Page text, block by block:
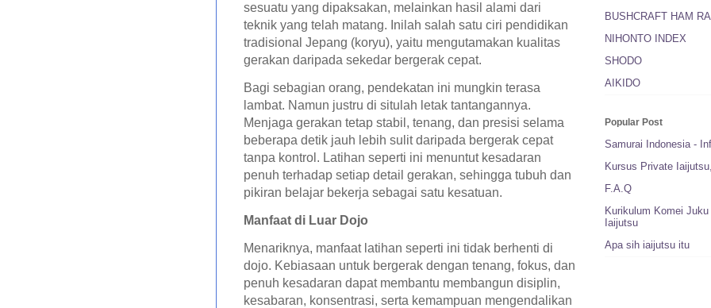
sesuatu yang dipaksakan, melainkan hasil alami dari
teknik yang telah matang. Inilah salah satu ciri pendidikan
tradisional Jepang (koryu), yaitu mengutamakan kualitas
gerakan daripada sekedar bergerak cepat.
Bagi sebagian orang, pendekatan ini mungkin terasa
lambat. Namun justru di situlah letak tantangannya.
Menjaga gerakan tetap stabil, tenang, dan presisi selama
beberapa detik jauh lebih sulit daripada bergerak cepat
tanpa kontrol. Latihan seperti ini menuntut kesadaran
penuh terhadap setiap detail gerakan, sehingga tubuh dan
pikiran belajar bekerja sebagai satu kesatuan.
Manfaat di Luar Dojo
Menariknya, manfaat latihan seperti ini tidak berhenti di
dojo. Kebiasaan untuk bergerak dengan tenang, fokus, dan
penuh kesadaran dapat membantu membangun disiplin,
kesabaran, konsentrasi, serta kemampuan mengendalikan
BUSHCRAFT HAM
NIHONTO INDEX
SHODO
AIKIDO
Popular Post
Samurai Indonesia -
Kursus Private
F.A.Q
Kurikulum Komei
Iaijutsu
Apa sih iaijutsu itu